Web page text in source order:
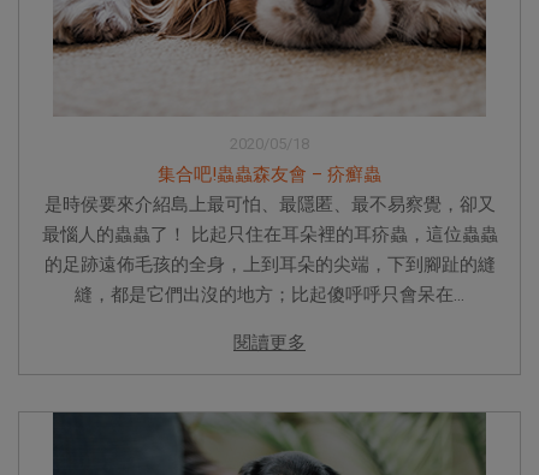
2020/05/18
集合吧!蟲蟲森友會 – 疥癬蟲
是時侯要來介紹島上最可怕、最隱匿、最不易察覺，卻又
最惱人的蟲蟲了！ 比起只住在耳朵裡的耳疥蟲，這位蟲蟲
的足跡遠佈毛孩的全身，上到耳朵的尖端，下到腳趾的縫
縫，都是它們出沒的地方；比起傻呼呼只會呆在...
閱讀更多